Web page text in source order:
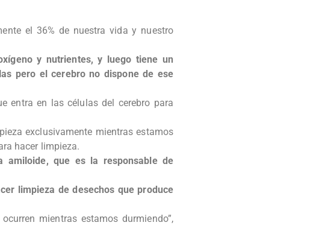
el 36% de nuestra vida y nuestro
y nutrientes, y luego tiene un
pero el cerebro no dispone de ese
entra en las células del cerebro para
exclusivamente mientras estamos
hacer limpieza.
amiloide, que es la responsable de
limpieza de desechos que produce
mientras estamos durmiendo”,